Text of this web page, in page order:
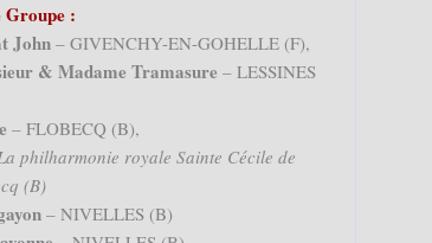
Groupe :
John– GIVENCHY-EN-GOHELLE (F),
& Madame Tramasure – LESSINES
– FLOBECQ (B),
philharmonie royale Sainte Cécile de
(B)
– NIVELLES (B)